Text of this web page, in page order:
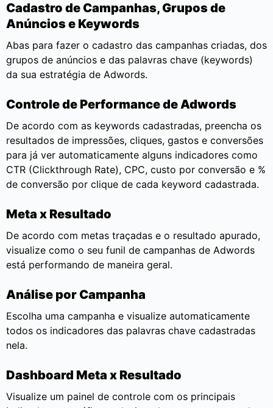
Cadastro de Campanhas, Grupos de
Anúncios e Keywords
Abas para fazer o cadastro das campanhas criadas, dos
grupos de anúncios e das palavras chave (keywords)
da sua estratégia de Adwords.
Controle de Performance de Adwords
De acordo com as keywords cadastradas, preencha os
resultados de impressões, cliques, gastos e conversões
para já ver automaticamente alguns indicadores como
CTR (Clickthrough Rate), CPC, custo por conversão e %
de conversão por clique de cada keyword cadastrada.
Meta x Resultado
De acordo com metas traçadas e o resultado apurado,
visualize como o seu funil de campanhas de Adwords
está performando de maneira geral.
Análise por Campanha
Escolha uma campanha e visualize automaticamente
todos os indicadores das palavras chave cadastradas
nela.
Dashboard Meta x Resultado
Visualize um painel de controle com os principais